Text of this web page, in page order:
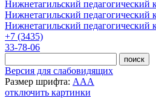
Нижнетагильский педагогический
Нижнетагильский педагогический
Нижнетагильский педагогический
+7 (3435)
33-78-06
Версия для слабовидящих
Размер шрифта: AAA
отключить картинки